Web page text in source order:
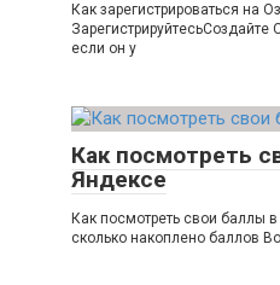
Как зарегистрироваться на
ЗарегистрируйтесьСоздайте
если он у
Как посмотреть
Яндексе
Как посмотреть свои баллы
сколько накоплено баллов